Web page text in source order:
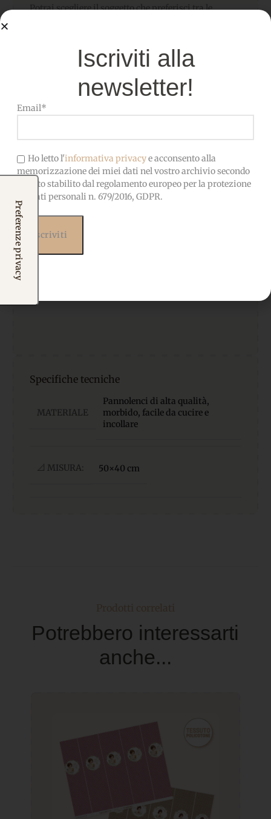
Potrai scegliere il soggetto che preferisci tra le
I medaglioni possono essere:
Cuciti e imbottiti per creare Decorazioni morbide
Utilizzati come bomboniere artigianali
Inseriti neltelaio da 10 cm(Acquistabile
decorazione Raffinata e pronta ad esporre
Per rendere il tutto ancora più unico e disponibile
anche
la personalizzazione con nome e/o data
Nota importante
nome e/o data è richiesto un ordine minimo di
Specifiche tecniche
MATERIALE
Pannolenci di alta qualità,
morbido, facile da cucire e
incollare
📐 MISURA: 50×40 cm
Potrebbero interessarti
anche...
Iscriviti alla
newsletter!
Email*
Ho letto l'informativa privacye acconsento alla
memorizzazione dei miei dati nel vostro archivio secondo
quanto stabilito dal regolamento europeo per la protezione
dei dati personali n. 679/2016, GDPR.